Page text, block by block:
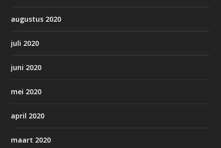
augustus 2020
juli 2020
juni 2020
mei 2020
april 2020
maart 2020